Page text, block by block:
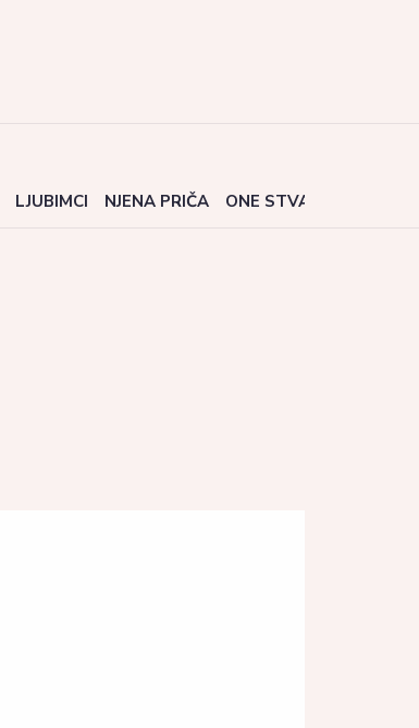
LJUBIMCI NJENA PRIČA ONE STVARI